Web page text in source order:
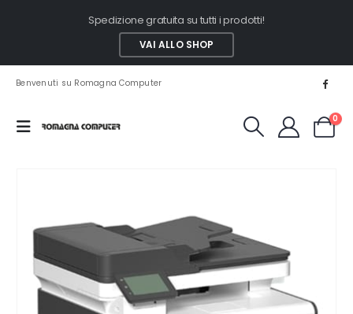
Spedizione gratuita su tutti i prodotti!
VAI ALLO SHOP
Benvenuti su Romagna Computer
0